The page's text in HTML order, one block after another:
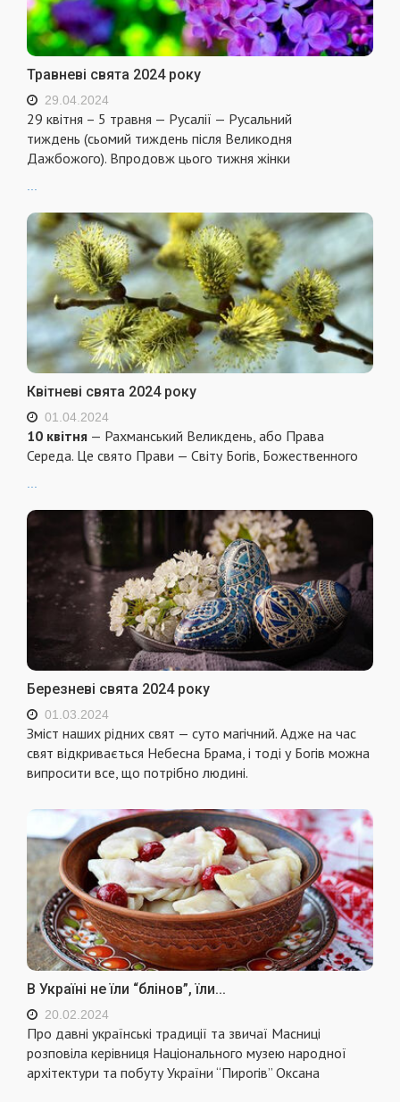
Травневі свята 2024 року
29.04.2024
29 квітня – 5 травня — Русалії — Русальний
тиждень (сьомий тиждень після Великодня
Дажбожого). Впродовж цього тижня жінки
Квітневі свята 2024 року
01.04.2024
10 квітня — Рахманський Великдень, або Права
Середа. Це свято Прави — Світу Богів, Божественного
Березневі свята 2024 року
01.03.2024
Зміст наших рідних свят — суто магічний. Адже на час
свят відкривається Небесна Брама, і тоді у Богів можна
випросити все, що потрібно людині.
В Україні не їли “блінов”, їли...
20.02.2024
Про давні українські традиції та звичаї Масниці
розповіла керівниця Національного музею народної
архітектури та побуту України “Пирогів” Оксана